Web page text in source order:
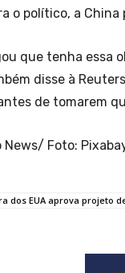
o político, a
que tenha essa
disse à
de tomarem
News/ Foto:
dos EUA aprova projeto